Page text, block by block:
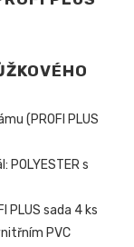
(PROFI PLUS
s
PLUS sada 4 ks
PVC